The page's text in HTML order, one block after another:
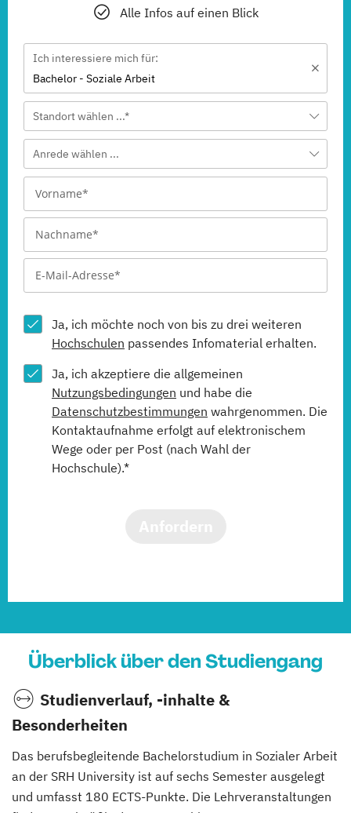
Alle Infos auf einen Blick
Ich interessiere mich für:
Bachelor - Soziale Arbeit
Standort wählen ...*
Anrede wählen ...
Ja, ich möchte noch von bis zu drei weiteren
Hochschulen passendes Infomaterial erhalten.
Ja, ich akzeptiere die allgemeinen
Nutzungsbedingungen und habe die
Datenschutzbestimmungen wahrgenommen. Die
Kontaktaufnahme erfolgt auf elektronischem
Wege oder per Post (nach Wahl der
Hochschule).*
Überblick über den Studiengang
Studienverlauf, -inhalte &
Besonderheiten
Das berufsbegleitende Bachelorstudium in Sozialer Arbeit
an der SRH University ist auf sechs Semester ausgelegt
und umfasst 180 ECTS-Punkte. Die Lehrveranstaltungen